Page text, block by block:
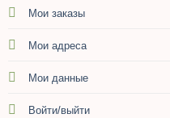
Мои заказы
Мои адреса
Мои данные
Войти/выйти